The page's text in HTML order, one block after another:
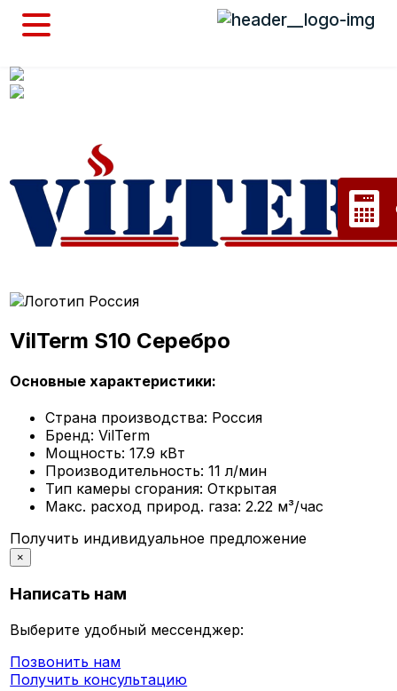
VilTerm S10 Серебро
Основные характеристики:
Страна производства: Россия
Бренд: VilTerm
Мощность: 17.9 кВт
Производительность: 11 л/мин
Тип камеры сгорания: Открытая
Макс. расход природ. газа: 2.22 м³/час
Получить индивидуальное предложение
×
Написать нам
Выберите удобный мессенджер:
Позвонить нам
Получить консультацию